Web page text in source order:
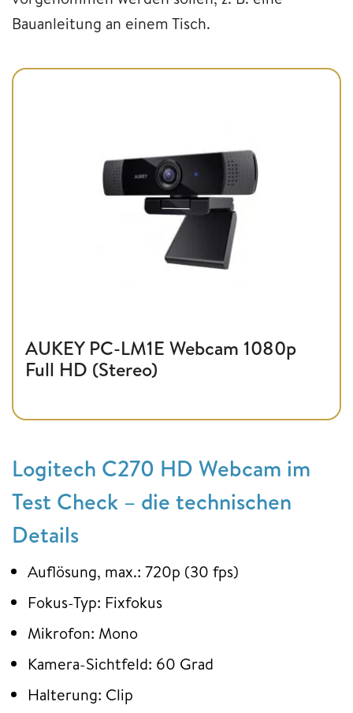
Bauanleitung an einem Tisch.
AUKEY PC-LM1E Webcam 1080p
Full HD (Stereo)
Logitech C270 HD Webcam im
Test Check – die technischen
Details
Auflösung, max.: 720p (30 fps)
Fokus-Typ: Fixfokus
Mikrofon: Mono
Kamera-Sichtfeld: 60 Grad
Halterung: Clip